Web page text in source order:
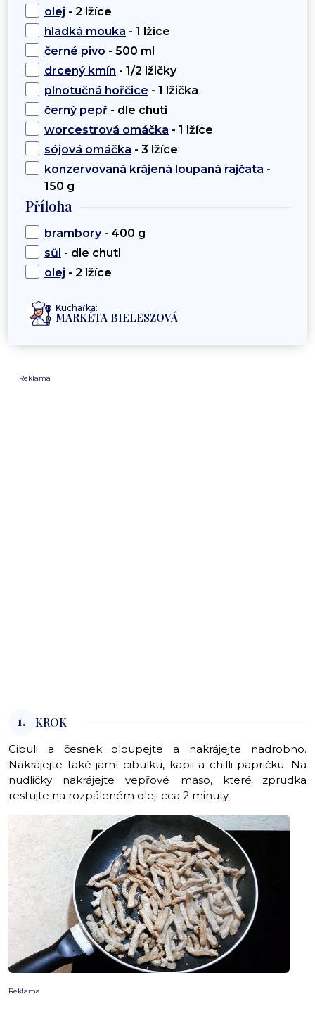
olej - 2 lžíce
hladká mouka - 1 lžíce
černé pivo - 500 ml
drcený kmín - 1/2 lžičky
plnotučná hořčice - 1 lžička
černý pepř - dle chuti
worcestrová omáčka - 1 lžíce
sójová omáčka - 3 lžíce
konzervovaná krájená loupaná rajčata -
150 g
Příloha
brambory- 400 g
sůl - dle chuti
olej - 2 lžíce
Kuchařka:
MARKÉTA BIELESZOVÁ
Reklama
1. KROK
Cibuli a česnek oloupejte a nakrájejte nadrobno.
Nakrájejte také jarní cibulku, kapii a chilli papričku. Na
nudličky nakrájejte vepřové maso, které zprudka
restujte na rozpáleném oleji cca 2 minuty.
Reklama